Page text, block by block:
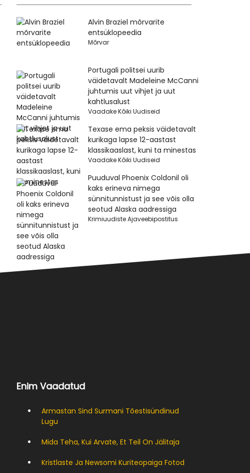
Alvin Braziel mõrvarite
entsüklopeedia
Mõrvar
Portugali politsei uurib
väidetavalt Madeleine McCanni
juhtumis uut vihjet ja uut
kahtlusalust
Vaadake Kõiki Uudiseid
Texase ema peksis väidetavalt
kurikaga lapse 12-aastast
klassikaaslast, kuni ta minestas
Vaadake Kõiki Uudiseid
Puuduval Phoenix Coldonil oli
kaks erineva nimega
sünnitunnistust ja see võis olla
seotud Alaska aadressiga
Krimiuudiste Ajaveebipostitus
Enim Vaadatud
Armastan Sind Surmani Tõestisündinud
Lugu
Mida Teha, Kui Arvate, Et Teil On Jälitaja
Kristlaste Ja Newsomi Kuriteopaiga Fotod